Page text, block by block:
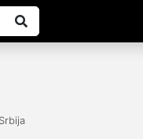
Srbija